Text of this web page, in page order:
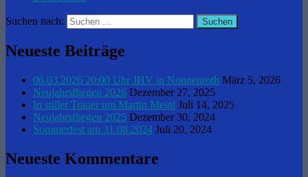
Suchen nach:
Neueste Beiträge
06.03.2026 20:00 Uhr JHV in Nonnenroth März 5, 2026
Neujahrsfliegen 2026 Dezember 27, 2025
In stiller Trauer um Martin Meinl Juli 14, 2025
Neujahrsfliegen 2025 Dezember 30, 2024
Sommerfest am 31.08.2024 Juli 20, 2024
Neueste Kommentare